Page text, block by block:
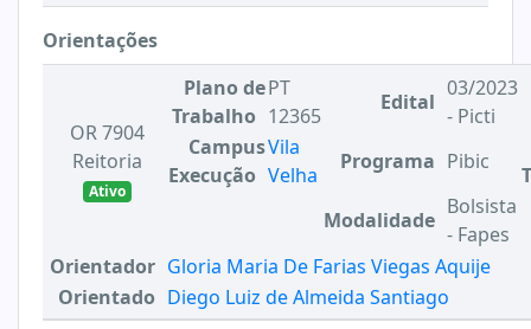
Orientações
OR 7904
Reitoria
Ativo
Plano de
Trabalho
PT
12365
Edital
03/2023
- Picti
Campus
Execução
Vila
Velha
Programa Pibic
Modalidade
Bolsista
- Fapes
Orientador Gloria Maria De Farias Viegas Aquije
Orientado Diego Luiz de Almeida Santiago